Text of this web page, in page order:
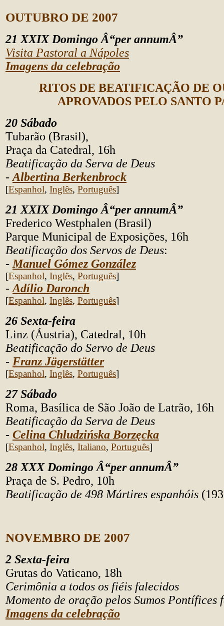
OUTUBRO DE 2007
21 XXIX Domingo Â“per annumÂ”
Visita Pastoral a Nápoles
Imagens da celebração
RITOS DE BEATIFICAÇÃO DE
APROVADOS PELO SANTO
20 Sábado
Tubarão (Brasil),
Praça da Catedral, 16h
Beatificação da Serva de Deus
- Albertina Berkenbrock
[Espanhol, Inglês, Português]
21 XXIX Domingo Â“per annumÂ”
Frederico Westphalen (Brasil)
Parque Municipal de Exposições, 16h
Beatificação dos Servos de Deus:
- Manuel Gómez González
[Espanhol, Inglês, Português]
- Adílio Daronch
[Espanhol, Inglês, Português]
26 Sexta-feira
Linz (Áustria), Catedral, 10h
Beatificação do Servo de Deus
- Franz Jägerstätter
[Espanhol, Inglês, Português]
27 Sábado
Roma, Basílica de São João de Latrão, 16h
Beatificação da Serva de Deus
- Celina Chludzińska Borzęcka
[Espanhol, Inglês, Italiano, Português]
28 XXX Domingo Â“per annumÂ”
Praça de S. Pedro, 10h
Beatificação de 498 Mártires espanhóis
NOVEMBRO DE 2007
2 Sexta-feira
Grutas do Vaticano, 18h
Cerimônia a todos os fiéis falecidos
Momento de oração pelos Sumos Pontífices
Imagens da celebração